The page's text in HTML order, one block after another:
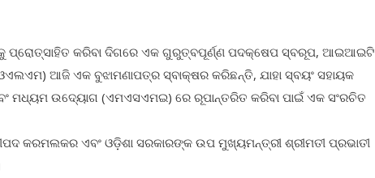
ପ୍ରୋତ୍ସାହିତ କରିବା ଦିଗରେ ଏକ ଗୁରୁତ୍ବପୂର୍ଣ୍ଣ ପଦକ୍ଷେପ ସ୍ବରୂପ, ଆଇଆଇଟି
ଆଜି ଏକ ବୁଝାମଣାପତ୍ର ସ୍ବାକ୍ଷର କରିଛନ୍ତି, ଯାହା ସ୍ବୟଂ ସହାୟକ
ମଧ୍ୟମ ଉଦ୍ୟୋଗ (ଏମଏସଏମଇ) ରେ ରୂପାନ୍ତରିତ କରିବା ପାଇଁ ଏକ ସଂରଚିତ
କରମଲକର ଏବଂ ଓଡ଼ିଶା ସରକାରଙ୍କ ଉପ ମୁଖ୍ୟମନ୍ତ୍ରୀ ଶ୍ରୀମତୀ ପ୍ରଭାତୀ